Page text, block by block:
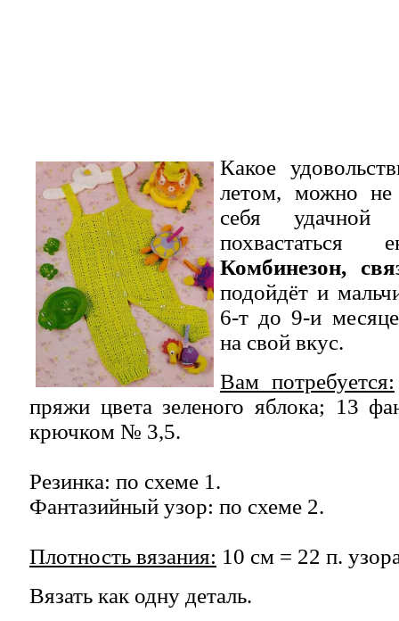
Какое
летом, можно не
себя
Комбинезон,
подойдёт и
6-т до 9-и
на свой вкус.
Вам потребуется:
пряжи цвета зеленого яблока; 13
крючком № 3,5.
Резинка: по схеме 1.
Фантазийный узор: по схеме 2.
Плотность вязания: 10 см = 22 п.
Вязать как одну деталь.